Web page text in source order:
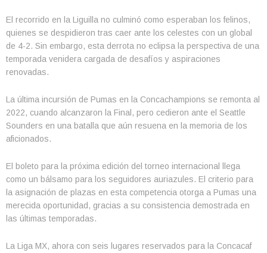
El recorrido en la Liguilla no culminó como esperaban los felinos,
quienes se despidieron tras caer ante los celestes con un global
de 4-2. Sin embargo, esta derrota no eclipsa la perspectiva de una
temporada venidera cargada de desafíos y aspiraciones
renovadas.
La última incursión de Pumas en la Concachampions se remonta al
2022, cuando alcanzaron la Final, pero cedieron ante el Seattle
Sounders en una batalla que aún resuena en la memoria de los
aficionados.
El boleto para la próxima edición del torneo internacional llega
como un bálsamo para los seguidores auriazules. El criterio para
la asignación de plazas en esta competencia otorga a Pumas una
merecida oportunidad, gracias a su consistencia demostrada en
las últimas temporadas.
La Liga MX, ahora con seis lugares reservados para la Concacaf